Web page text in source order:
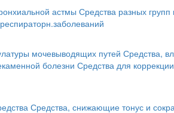
астмы Средства разных
мочевыводящих путей Средства,
болезни Средства для
Средства, снижающие тонус и